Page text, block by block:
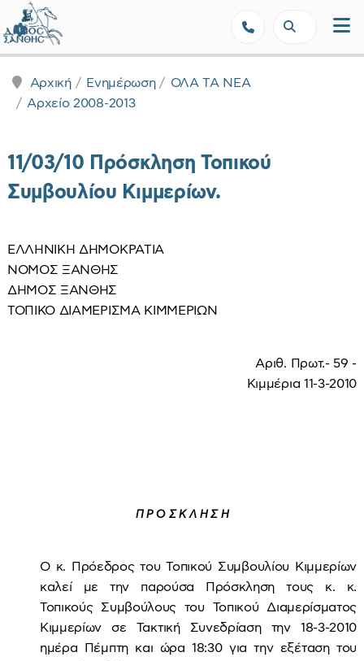
Αρχική Ενημέρωση
ΟΛΑ ΤΑ ΝΕΑ
Αρχείο 2008-2013
11/03/10 Πρόσκληση Τοπικού
Συμβουλίου Κιμμερίων.
ΕΛΛΗΝΙΚΗ ΔΗΜΟΚΡΑΤΙΑ
ΝΟΜΟΣ ΞΑΝΘΗΣ
ΔΗΜΟΣ ΞΑΝΘΗΣ
ΤΟΠΙΚΟ ΔΙΑΜΕΡΙΣΜΑ ΚΙΜΜΕΡΙΩΝ
Αριθ. Πρωτ.- 59 -
Κιμμέρια 11-3-2010
Π Ρ Ο Σ Κ Λ Η Σ Η
Ο κ. Πρόεδρος του Τοπικού Συμβουλίου Κιμμερίων
καλεί με την παρούσα Πρόσκληση τους κ. κ.
Τοπικούς Συμβούλους του Τοπικού Διαμερίσματος
Κιμμερίων σε Τακτική Συνεδρίαση την 18-3-2010
ημέρα Πέμπτη και ώρα 18:30 για την εξέταση του